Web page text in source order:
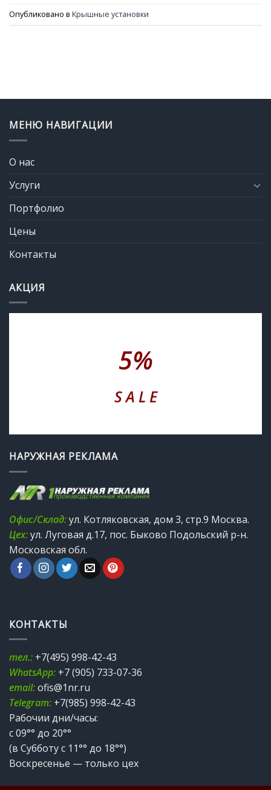
Опубликовано в Крышные установки
МЕНЮ НАВИГАЦИИ
О нас
Услуги
Портфолио
Цены
Контакты
АКЦИЯ
5%
S A L E
НАРУЖНАЯ РЕКЛАМА
Офис/Склад:ул. Котляковская, дом 3, стр.9 Москва.
Цех:ул. Луговая д.17, пос. Быково Подольский р-н.
Московская обл.
КОНТАКТЫ
тел.: +7(495) 998-42-43
WhatsApp: +7 (905) 733-07-36
email:ofis@1nr.ru
Telegram: +7(985) 998-42-43
Рабочии дни/часы:
с 09°° до 20°°
(в Субботу с 11°° до 18°°)
Воскресенье — только цех